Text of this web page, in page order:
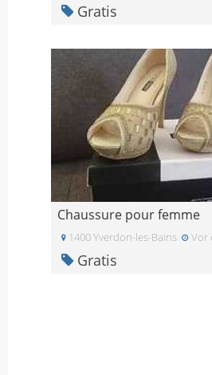
Gratis
Chaussure pour femme
1400 Yverdon-les-Bains Vor
Gratis